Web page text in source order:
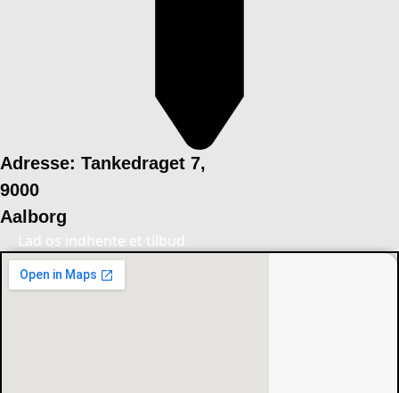
Adresse: Tankedraget 7,
9000
Aalborg
Lad os indhente et tilbud